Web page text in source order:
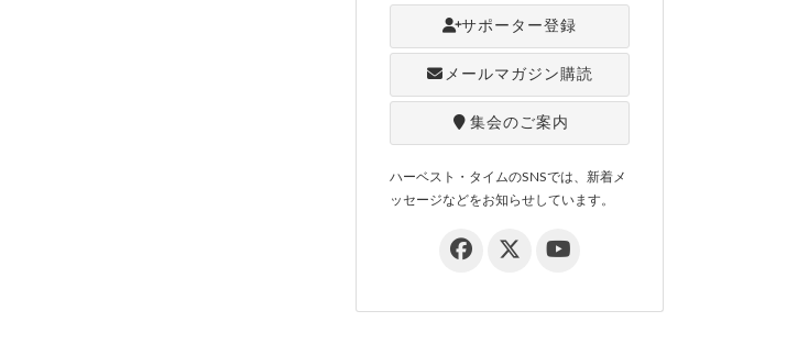
サポーター登録
メールマガジン購読
集会のご案内
ハーベスト・タイムのSNSでは、新着メ
ッセージなどをお知らせしています。